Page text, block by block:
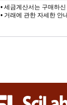
• 세금계산서는 구매하
• 거래에 관한 자세한 안